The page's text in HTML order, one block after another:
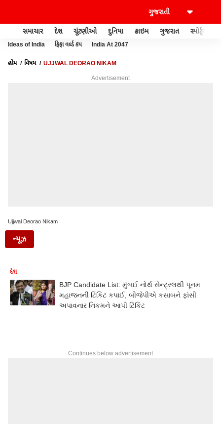
સમાચાર દેશ ચૂંટણીઓ દુનિયા ક્રાઇમ ગુજરાત સ્પોર્ટ્સ
Ideas of India ફિફા વર્લ્ડ કપ India At 2047
હોમ વિષય UJJWAL DEORAO NIKAM
Advertisement
Ujjwal Deorao Nikam
ન્યૂઝ
દેશ
BJP Candidate List: મુંબઈ નોર્થ સેન્ટ્રલથી પૂનમ
મહાજનની ટિકિટ કપાઈ, બીજેપીએ કસાબને ફાંસી
અપાવનાર નિકમને આપી ટિકિટ
Continues below advertisement